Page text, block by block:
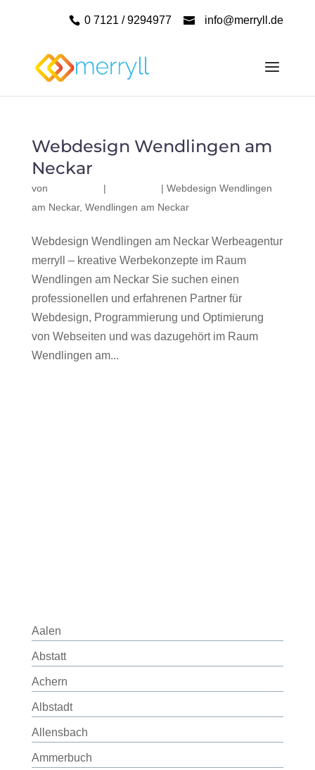
0 7121 / 9294977 info@merryll.de
Webdesign Wendlingen am
Neckar
von | | Webdesign Wendlingen
am Neckar, Wendlingen am Neckar
Webdesign Wendlingen am Neckar Werbeagentur
merryll – kreative Werbekonzepte im Raum
Wendlingen am Neckar Sie suchen einen
professionellen und erfahrenen Partner für
Webdesign, Programmierung und Optimierung
von Webseiten und was dazugehört im Raum
Wendlingen am...
Aalen
Abstatt
Achern
Albstadt
Allensbach
Ammerbuch